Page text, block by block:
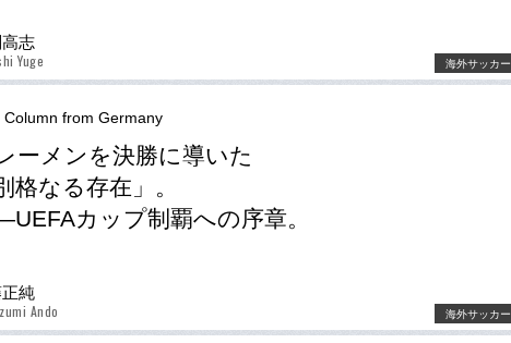
志
Yuge 海外サッカー
Column from Germany
ーメンを決勝に導いた
格なる存在」。
カップ制覇への序章。
純
Ando 海外サッカー